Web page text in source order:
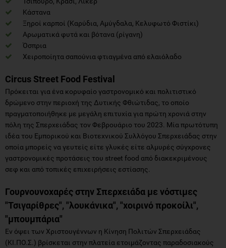
Κάστανα
Ξηροί καρποί (Καρύδια, Αμύγδαλα, Κελυφωτό Φιστίκι)
Αρωματικά φυτά και βότανα (ρίγανη)
Όσπρια
Χειροποίητα σαπούνια φτιαγμένα από ελαιόλαδο
Circus Street Food Festival
Πρόκειται για ένα κορυφαίο γαστρονομικό και πολιτιστικό
δρώμενο στην περιοχή της Δυτικής Φθιώτιδας, το οποίο
πραγματοποιήθηκε με μεγάλη επιτυχία για πρώτη χρονιά στην
πόλη της Σπερχειάδας τον Φεβρουάριο του 2023. Μία πρωτότυπη
ιδέα του Εμπορικού και Βιοτεχνικού Συλλόγου Σπερχειάδας στην
οποία μπορείς να γευτείς είτε γλυκές είτε αλμυρές σύγχρονες
γαστρονομικές προτάσεις του street food από διακεκριμένους
σεφ και από τοπικές επιχειρήσεις εστίασης.
Γουρνουνοχαρές στην Σπερχειάδα με νόστιμες
"Τσιγαρίθρες", "λουκάνικα", "χοιρινό προκοίλι",
"μπουμπάρια"
Εν όψει των Χριστουγέννων η Κίνηση Πολιτών Σπερχειάδας
(ΚΙ.ΠΟ.Σ.) βρίσκεται στην πλατεία ετοιμάζοντας παραδοσιακούς